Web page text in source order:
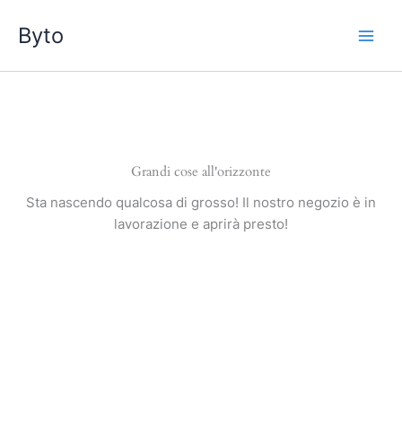
contenuto
Byto
Grandi cose all'orizzonte
Sta nascendo qualcosa di grosso! Il nostro negozio è in
lavorazione e aprirà presto!